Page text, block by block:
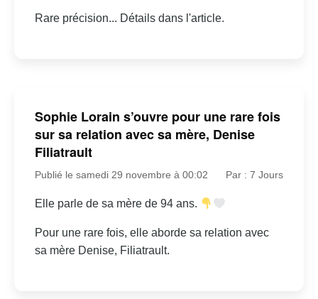
Rare précision... Détails dans l'article.
Sophie Lorain s’ouvre pour une rare fois
sur sa relation avec sa mère, Denise
Filiatrault
Publié le samedi 29 novembre à 00:02 Par : 7 Jours
Elle parle de sa mère de 94 ans.
Pour une rare fois, elle aborde sa relation avec
sa mère Denise, Filiatrault.